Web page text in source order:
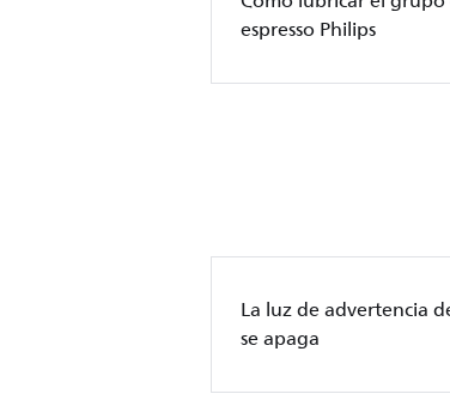
espresso Philips
La luz de advertencia
se apaga